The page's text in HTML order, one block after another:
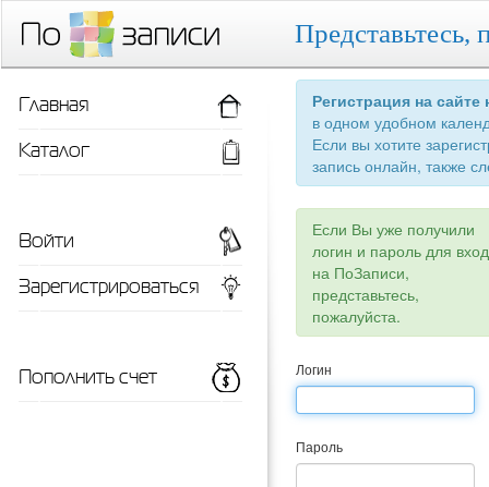
Представьтесь,
Регистрация на
в одном удобном
Если вы хотите
запись онлайн, также
Если Вы уже получили
логин и пароль для
на ПоЗаписи,
представьтесь,
пожалуйста.
Логин
Пароль
Главная
Каталог
Войти
Зарегистрироваться
Пополнить счет